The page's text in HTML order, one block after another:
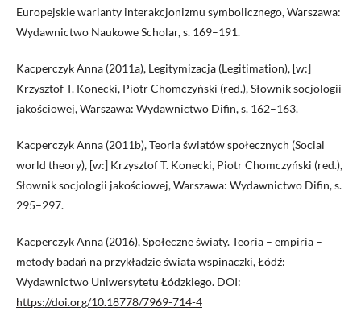
Europejskie warianty interakcjonizmu symbolicznego, Warszawa:
Wydawnictwo Naukowe Scholar, s. 169–191.
Kacperczyk Anna (2011a), Legitymizacja (Legitimation), [w:]
Krzysztof T. Konecki, Piotr Chomczyński (red.), Słownik socjologii
jakościowej, Warszawa: Wydawnictwo Difin, s. 162–163.
Kacperczyk Anna (2011b), Teoria światów społecznych (Social
world theory), [w:] Krzysztof T. Konecki, Piotr Chomczyński (red.),
Słownik socjologii jakościowej, Warszawa: Wydawnictwo Difin, s.
295–297.
Kacperczyk Anna (2016), Społeczne światy. Teoria – empiria –
metody badań na przykładzie świata wspinaczki, Łódź:
Wydawnictwo Uniwersytetu Łódzkiego. DOI:
https://doi.org/10.18778/7969-714-4